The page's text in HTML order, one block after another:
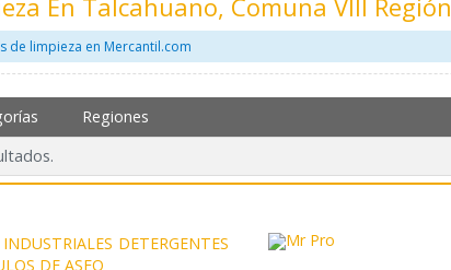
En Talcahuano, Comuna VIII Región
de limpieza en Mercantil.com
Regiones
DETERGENTES
DE ASEO